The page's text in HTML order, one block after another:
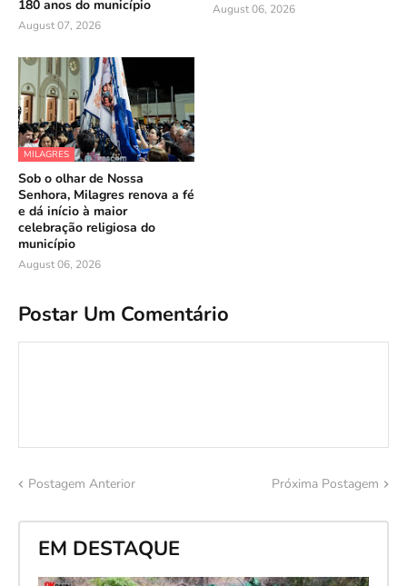
180 anos do município
August 07, 2026
August 06, 2026
MILAGRES
Sob o olhar de Nossa
Senhora, Milagres renova a fé
e dá início à maior
celebração religiosa do
município
August 06, 2026
Postar Um Comentário
Postagem Anterior Próxima Postagem
EM DESTAQUE